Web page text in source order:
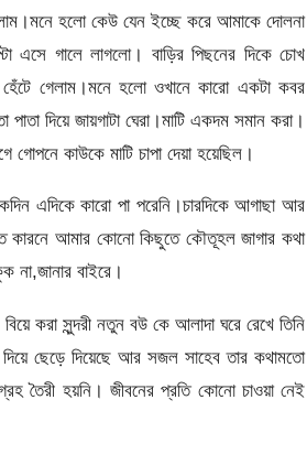
হলো কেউ যেন ইচ্ছে করে আমাকে দোলনা
এসে গালে লাগলো। বাড়ির পিছনের দিকে চোখ
গেলাম।মনে হলো ওখানে কারো একটা কবর
দিয়ে জায়গাটা ঘেরা।মাটি একদম সমান করা।
কাউকে মাটি চাপা দেয়া হয়েছিল।
এদিকে কারো পা পরেনি।চারদিকে আগাছা আর
কারনে আমার কোনো কিছুতে কৌতূহল জাগার কথা
না,জানার বাইরে।
করা সুন্দরী নতুন বউ কে আলাদা ঘরে রেখে তিনি
ছেড়ে দিয়েছে আর সজল সাহেব তার কথামতো
তৈরী হয়নি। জীবনের প্রতি কোনো চাওয়া নেই